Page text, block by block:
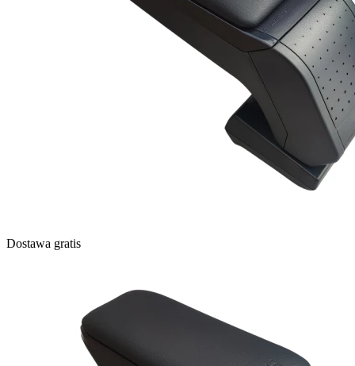
Dostawa gratis